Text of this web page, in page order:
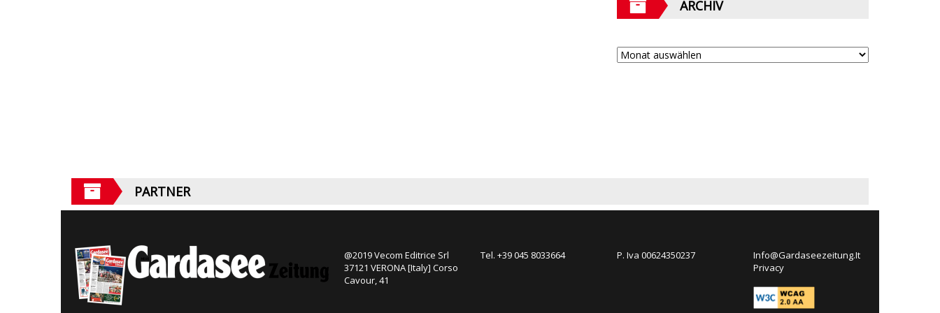
ARCHIV
PARTNER
@2019 Vecom Editrice Srl
37121 VERONA [Italy] Corso
Cavour, 41
Tel. +39 045 8033664 P. Iva 00624350237
Info@Gardaseezeitung.It
Privacy